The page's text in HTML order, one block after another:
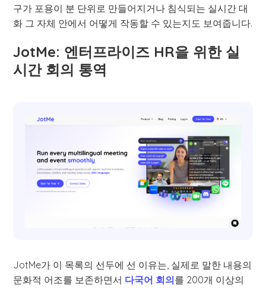
구가 포용이 분 단위로 만들어지거나 침식되는 실시간 대
화 그 자체 안에서 어떻게 작동할 수 있는지도 보여줍니다.
JotMe: 엔터프라이즈 HR을 위한 실
시간 회의 통역
JotMe가 이 목록의 선두에 선 이유는, 실제로 말한 내용의
문화적 어조를 보존하면서 다국어 회의를 200개 이상의